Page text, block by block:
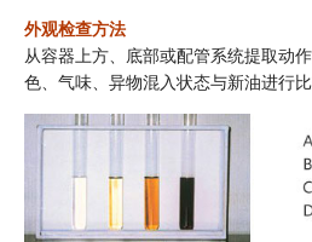
外观检查方法
从容器上方、底部或配管系统提取动
色、气味、异物混入状态与新油进行比